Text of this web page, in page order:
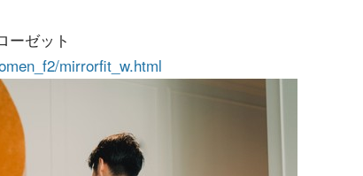
ーゼット
mirrorfit_w.html